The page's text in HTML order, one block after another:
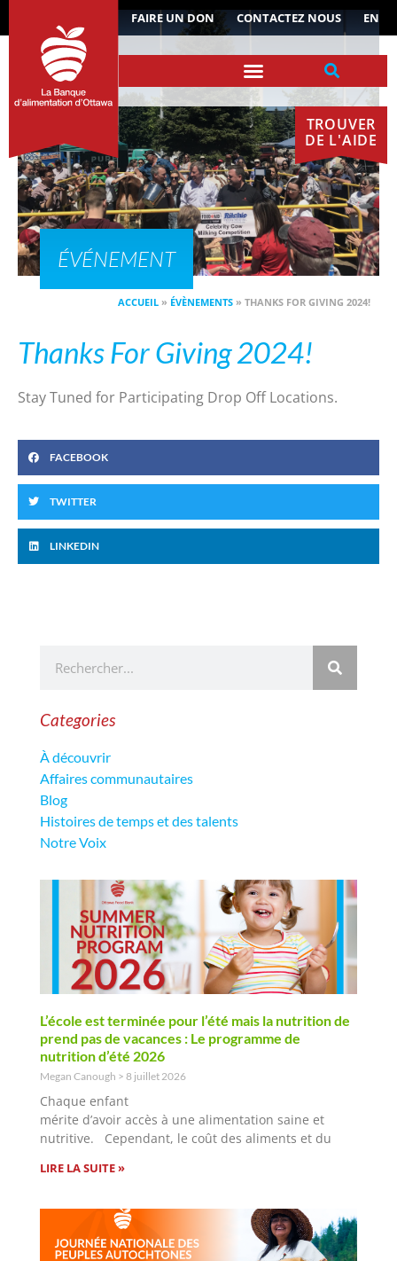
FAIRE UN DON CONTACTEZ NOUS EN
TROUVER
DE L'AIDE
ÉVÉNEMENT
ACCUEIL » ÉVÈNEMENTS » THANKS FOR GIVING 2024!
Thanks For Giving 2024!
Stay Tuned for Participating Drop Off Locations.
FACEBOOK
TWITTER
LINKEDIN
Categories
À découvrir
Affaires communautaires
Blog
Histoires de temps et des talents
Notre Voix
L’école est terminée pour l’été mais la nutrition de
prend pas de vacances : Le programme de
nutrition d’été 2026
Megan Canough 8 juillet 2026
Chaque enfant
mérite d’avoir accès à une alimentation saine et
nutritive. Cependant, le coût des aliments et du
LIRE LA SUITE »